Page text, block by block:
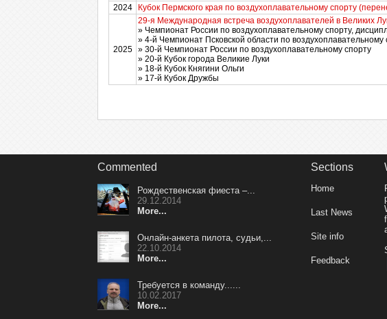
2024 Кубок Пермского края по воздухоплавательному спорту
2025
29-я Международная встреча воздухоплавателей в Великих
» Чемпионат России по воздухоплавательному спорту,
» 4-й Чемпионат Псковской области по воздухоплавательному
» 30-й Чемпионат России по воздухоплавательному спорту
» 20-й Кубок города Великие Луки
» 18-й Кубок Княгини Ольги
» 17-й Кубок Дружбы
Commented
Рождественская фиеста –...
29.12.2014
More...
Онлайн-анкета пилота, судьи,...
22.10.2014
More...
Требуется в команду......
10.02.2017
More...
Sections
Home
Last News
Site info
Feedback